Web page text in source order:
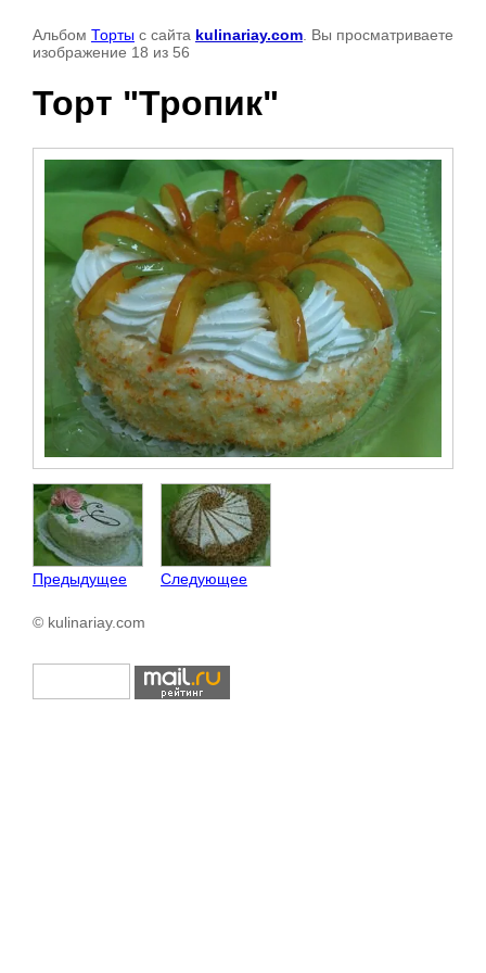
Альбом Торты с сайта kulinariay.com . Вы просматриваете
изображение 18 из 56
Торт "Тропик"
Предыдущее Следующее
© kulinariay.com